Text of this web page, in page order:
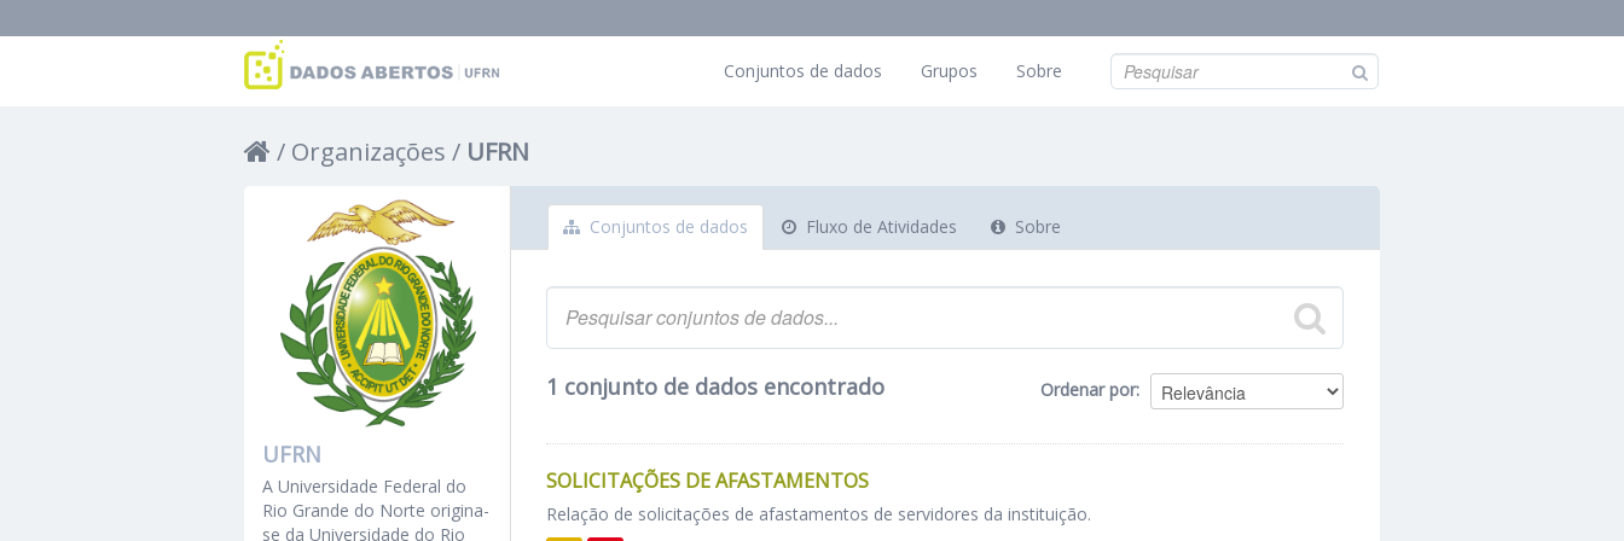
Conjuntos de dados Grupos Sobre
Organizações UFRN
Conjuntos de dados Fluxo de Atividades Sobre
Ordenar por
1 conjunto de dados encontrado
SOLICITAÇÕES DE AFASTAMENTOS
Relação de solicitações de afastamentos de servidores da instituição.
UFRN
A Universidade Federal do
Rio Grande do Norte origina-
se da Universidade do Rio